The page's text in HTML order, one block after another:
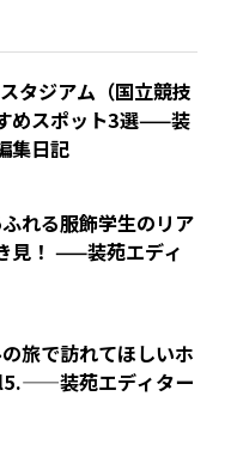
タジアム（国立競技
めスポット3選——装
集日記
れる服飾学生のリア
見！ ——装苑エディ
旅で訪れてほしいホ
装苑エディター